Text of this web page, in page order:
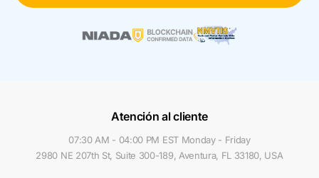
Atención al cliente
07:30 AM - 04:00 PM EST Monday - Friday
2980 NE 207th St, Suite 300-189, Aventura, FL 33180, USA